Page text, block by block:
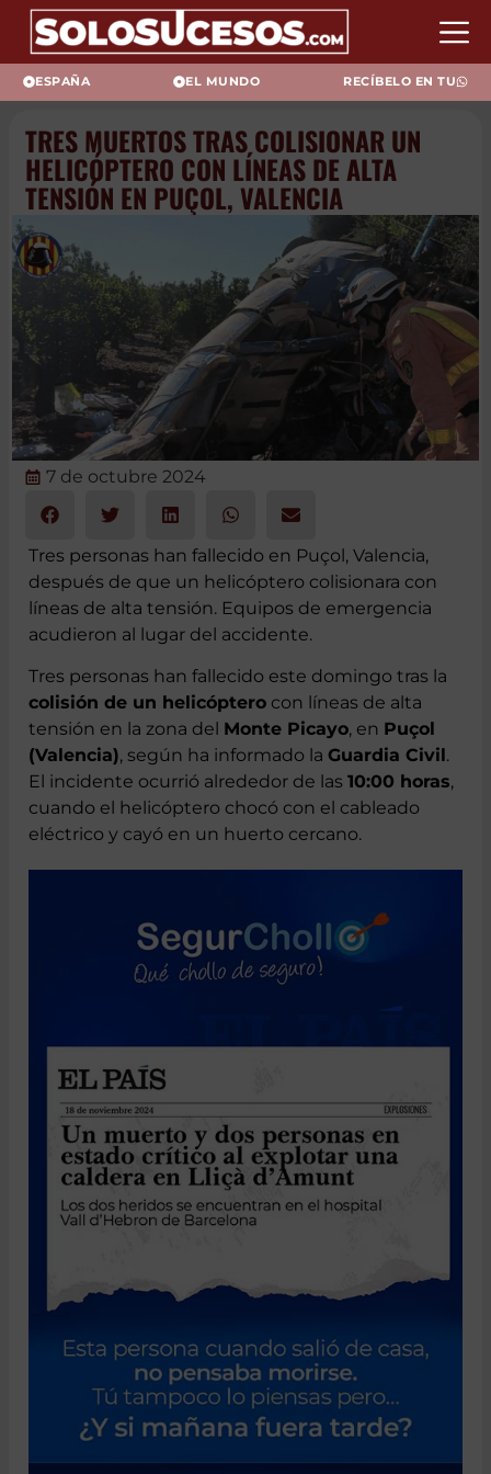
ESPAÑA EL MUNDO RECÍBELO EN TU
TRES MUERTOS TRAS
COLISIONAR UN HELICÓPTERO
CON LÍNEAS DE ALTA TENSIÓN
EN PUÇOL, VALENCIA
7 de octubre 2024
Tres personas han fallecido en Puçol, Valencia,
después de que un helicóptero colisionara con
líneas de alta tensión. Equipos de emergencia
Tres personas han fallecido este domingo tras la
colisión de un helicópterocon líneas de alta
tensión en la zona delMonte Picayo, enPuçol
(Valencia), según ha informado laGuardia Civil.
El incidente ocurrió alrededor de las10:00 horas
cuando el helicóptero chocó con el cableado